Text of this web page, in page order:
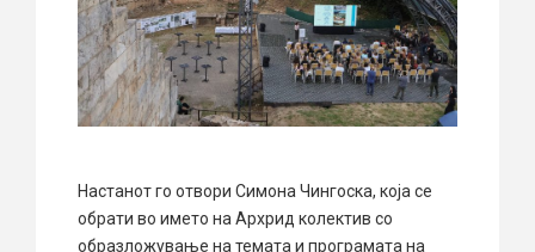
Настанот го отвори Симона Чингоска, која се
обрати во името на Архрид колектив со
образложување на темата и програмата на